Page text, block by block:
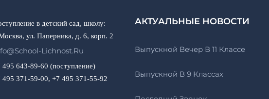
в детский сад, школу:
ул. Паперника, д. 6, корп. 2
Lichnost.ru
495 643-89-60 (поступление)
495 371-59-00, +7 495 371-55-92
АКТУАЛЬНЫЕ НОВОСТИ
Выпускной Вечер В 11 Классе
Выпускной В 9 Классах